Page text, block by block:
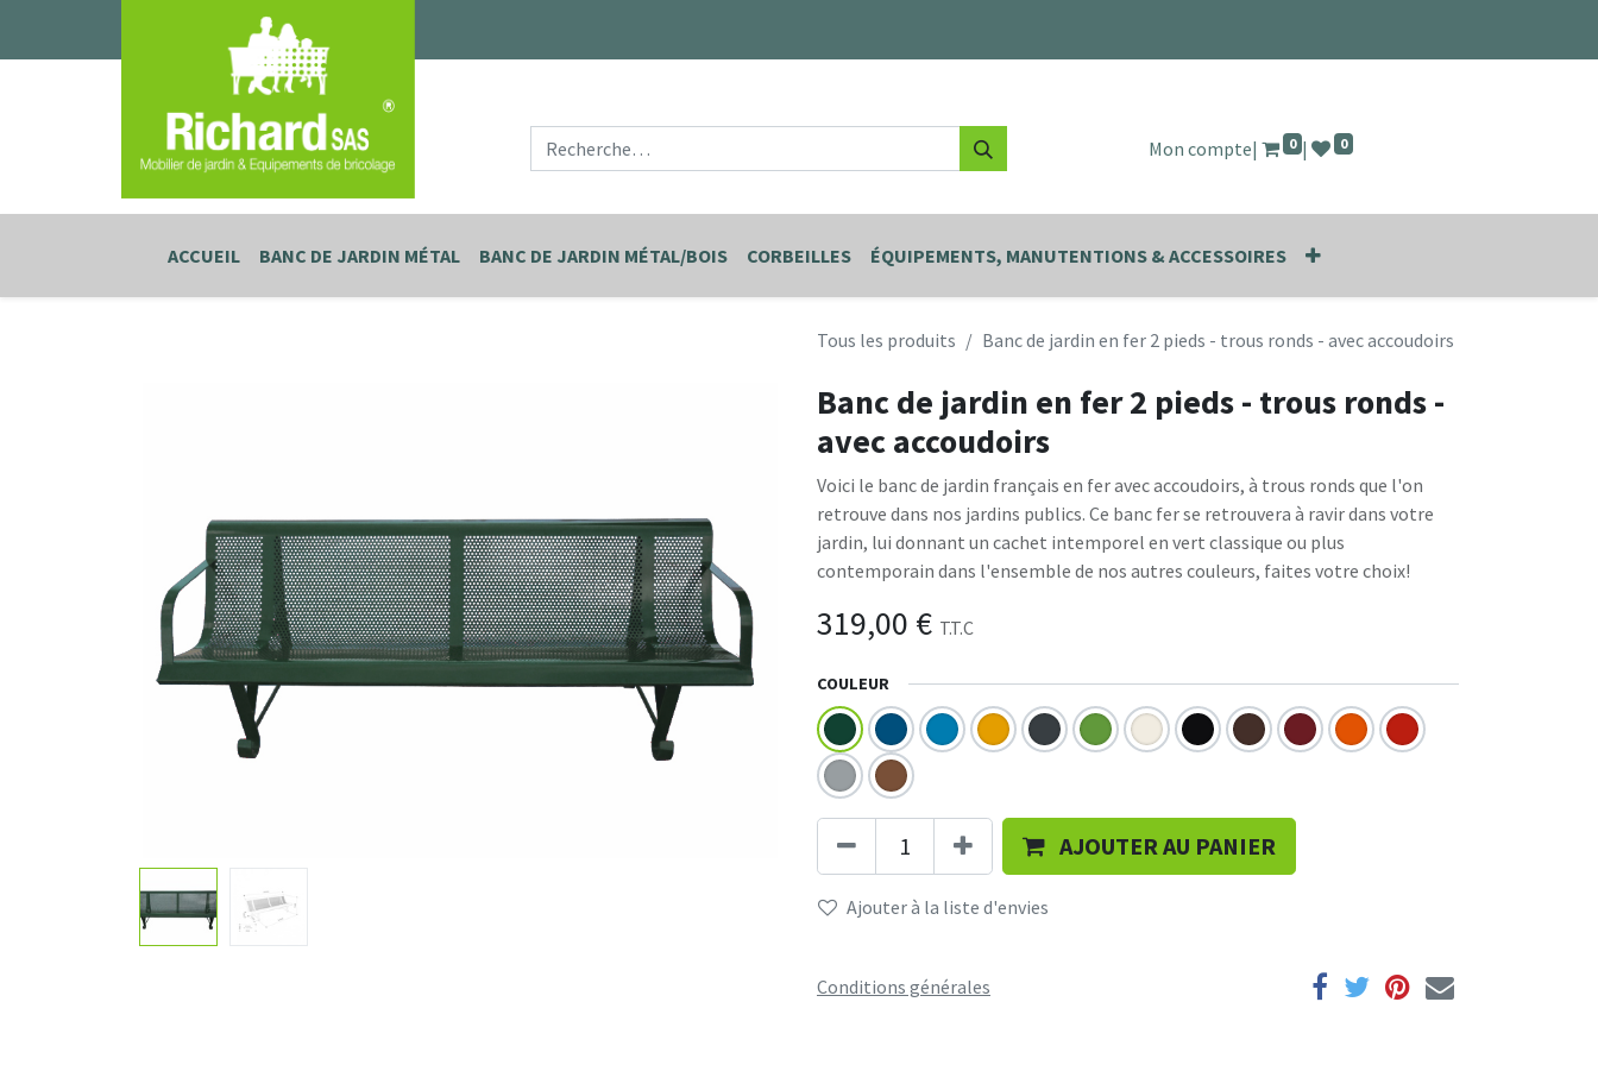
Mon compte| 0 | 0
ACCUEIL BANC DE JARDIN MÉTAL BANC DE JARDIN MÉTAL/BOIS CORBEILLES ÉQUIPEMENTS, MANUTENTIONS & ACCESSOIRES
Tous les produits Banc de jardin en fer 2 pieds - trous ronds - avec accoudoirs
Banc de jardin en fer 2 pieds - trous ronds -
avec accoudoirs
Voici le banc de jardin français en fer avec accoudoirs, à trous ronds que l'on
retrouve dans nos jardins publics. Ce banc fer se retrouvera à ravir dans votre
jardin, lui donnant un cachet intemporel en vert classique ou plus
contemporain dans l'ensemble de nos autres couleurs, faites votre choix!
319,00 € T.T.C
COULEUR
AJOUTER AU PANIER
Ajouter à la liste d'envies
Conditions générales